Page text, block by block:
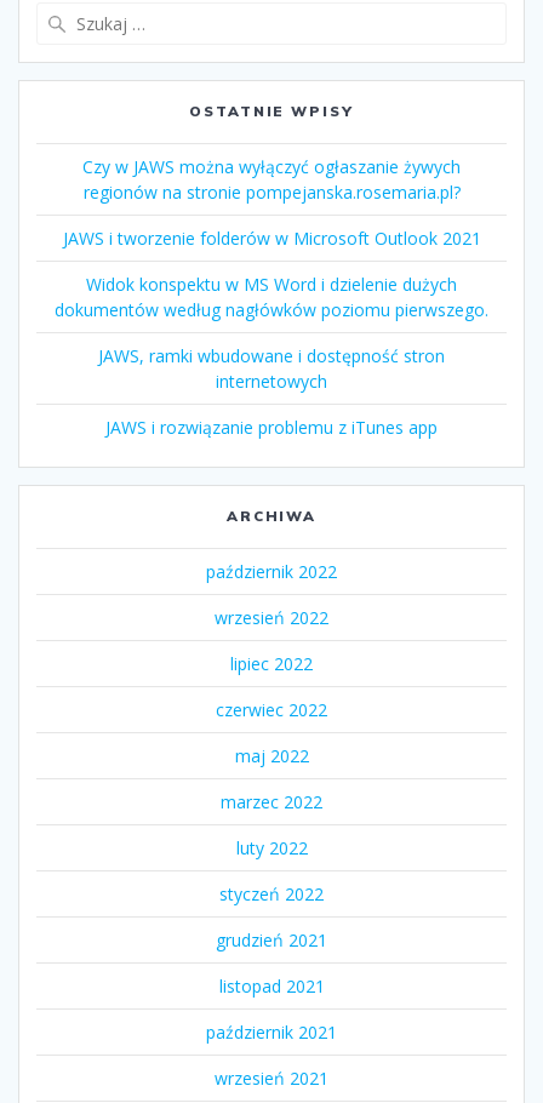
OSTATNIE WPISY
Czy w JAWS można wyłączyć ogłaszanie żywych
regionów na stronie pompejanska.rosemaria.pl?
JAWS i tworzenie folderów w Microsoft Outlook 2021
Widok konspektu w MS Word i dzielenie dużych
dokumentów według nagłówków poziomu pierwszego.
JAWS, ramki wbudowane i dostępność stron
internetowych
JAWS i rozwiązanie problemu z iTunes app
ARCHIWA
październik 2022
wrzesień 2022
lipiec 2022
czerwiec 2022
maj 2022
marzec 2022
luty 2022
styczeń 2022
grudzień 2021
listopad 2021
październik 2021
wrzesień 2021